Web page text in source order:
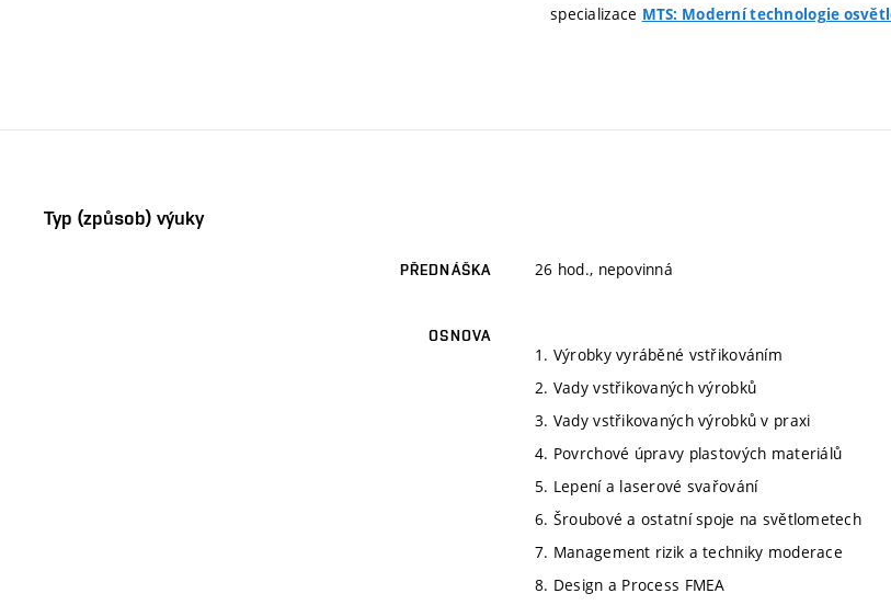
specializace MTS: Moderní technologie
Typ (způsob) výuky
PŘEDNÁŠKA 26 hod., nepovinná
OSNOVA
1. Výrobky vyráběné vstřikováním
2. Vady vstřikovaných výrobků
3. Vady vstřikovaných výrobků v praxi
4. Povrchové úpravy plastových materiálů
5. Lepení a laserové svařování
6. Šroubové a ostatní spoje na světlometech
7. Management rizik a techniky moderace
8. Design a Process FMEA